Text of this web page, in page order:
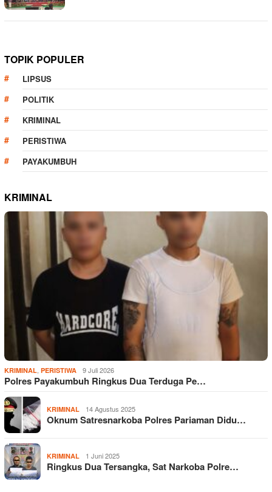
TOPIK POPULER
LIPSUS
POLITIK
KRIMINAL
PERISTIWA
PAYAKUMBUH
KRIMINAL
KRIMINAL PERISTIWA 9 Juli 2026
Polres Payakumbuh Ringkus Dua Terduga Pe…
KRIMINAL 14 Agustus 2025
Oknum Satresnarkoba Polres Pariaman Didu…
KRIMINAL 1 Juni 2025
Ringkus Dua Tersangka, Sat Narkoba Polre…